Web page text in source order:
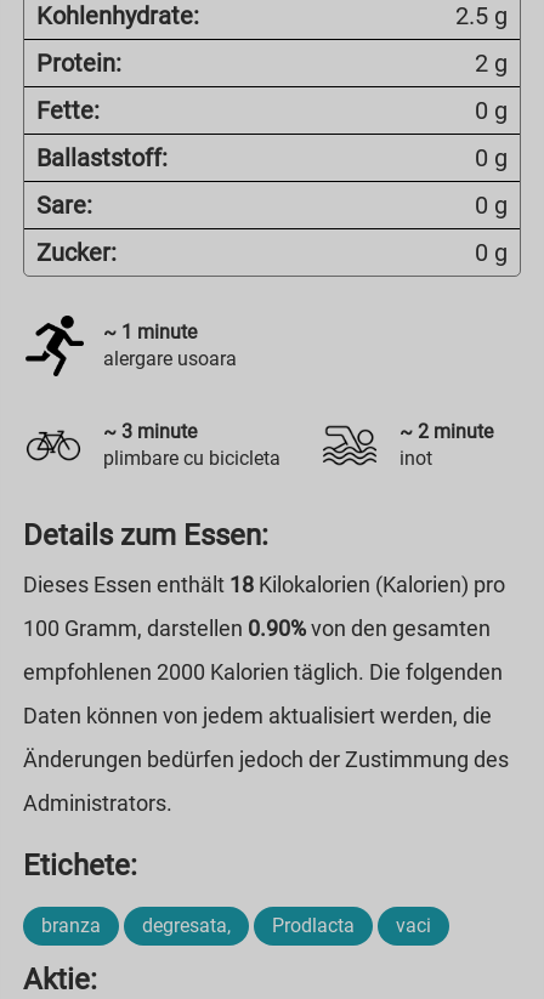
Kohlenhydrate:
2.5 g
Protein:
2 g
Fette:
0 g
Ballaststoff:
0 g
Sare:
0 g
Zucker:
0 g
~ 1 minute
alergare usoara
~ 3 minute
plimbare cu bicicleta
~ 2 minute
inot
Details zum Essen:
Dieses Essen enthält 18 Kilokalorien (Kalorien) pro
100 Gramm, darstellen 0.90%von den gesamten
empfohlenen 2000 Kalorien täglich. Die folgenden
Daten können von jedem aktualisiert werden, die
Änderungen bedürfen jedoch der Zustimmung des
Administrators.
Etichete:
branza degresata, Prodlacta vaci
Aktie: